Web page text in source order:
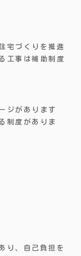
宅づくりを推進
工事は補助制度
ジがあります
制度がありま
り、自己負担を